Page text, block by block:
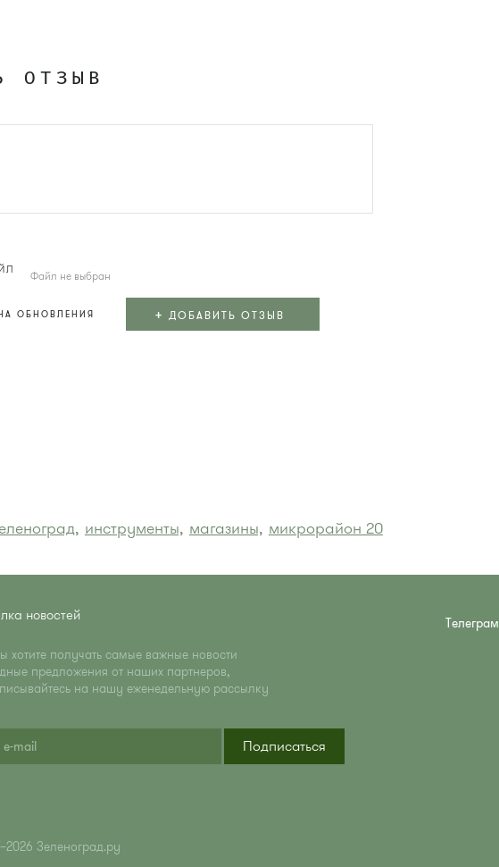
ОТЗЫВ
Файл не выбран
ОБНОВЛЕНИЯ + ДОБАВИТЬ ОТЗЫВ
инструменты, магазины, микрорайон 20
новостей
хотите получать самые важные новости
предложения от наших партнеров,
на нашу еженедельную рассылку
Подписаться
Телеграм
Зеленоград.ру